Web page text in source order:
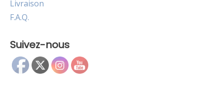
Livraison
F.A.Q.
Suivez-nous